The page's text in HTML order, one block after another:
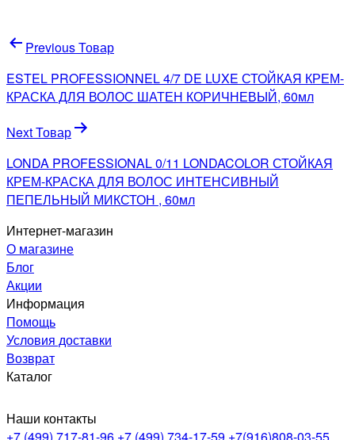
Навигация
по
записям
Previous Товар
ESTEL PROFESSIONNEL 4/7 DE LUXE СТОЙКАЯ КРЕМ-
КРАСКА ДЛЯ ВОЛОС ШАТЕН КОРИЧНЕВЫЙ, 60мл
Next Товар
LONDA PROFESSIONAL 0/11 LONDACOLOR СТОЙКАЯ
КРЕМ-КРАСКА ДЛЯ ВОЛОС ИНТЕНСИВНЫЙ
ПЕПЕЛЬНЫЙ МИКСТОН , 60мл
Интернет-магазин
О магазине
Блог
Акции
Информация
Помощь
Условия доставки
Возврат
Каталог
Наши контакты
+7 (499) 717-81-96 +7 (499) 734-17-59 +7(916)808-03-55